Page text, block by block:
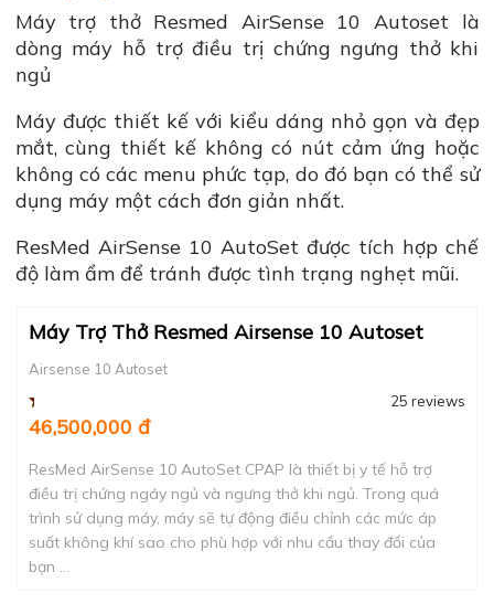
Máy trợ thở Resmed AirSense 10 Autoset là
dòng máy hỗ trợ điều trị chứng ngưng thở khi
ngủ
Máy được thiết kế với kiểu dáng nhỏ gọn và đẹp
mắt, cùng thiết kế không có nút cảm ứng hoặc
không có các menu phức tạp, do đó bạn có thể sử
dụng máy một cách đơn giản nhất.
ResMed AirSense 10 AutoSet được tích hợp chế
độ làm ẩm để tránh được tình trạng nghẹt mũi.
Máy Trợ Thở Resmed Airsense 10 Autoset
Airsense 10 Autoset
25 reviews
46,500,000 đ
ResMed AirSense 10 AutoSet CPAP là thiết bị y tế hỗ trợ
điều trị chứng ngáy ngủ và ngưng thở khi ngủ. Trong quá
trình sử dụng máy, máy sẽ tự động điều chỉnh các mức áp
suất không khí sao cho phù hợp với nhu cầu thay đổi của
bạn ...